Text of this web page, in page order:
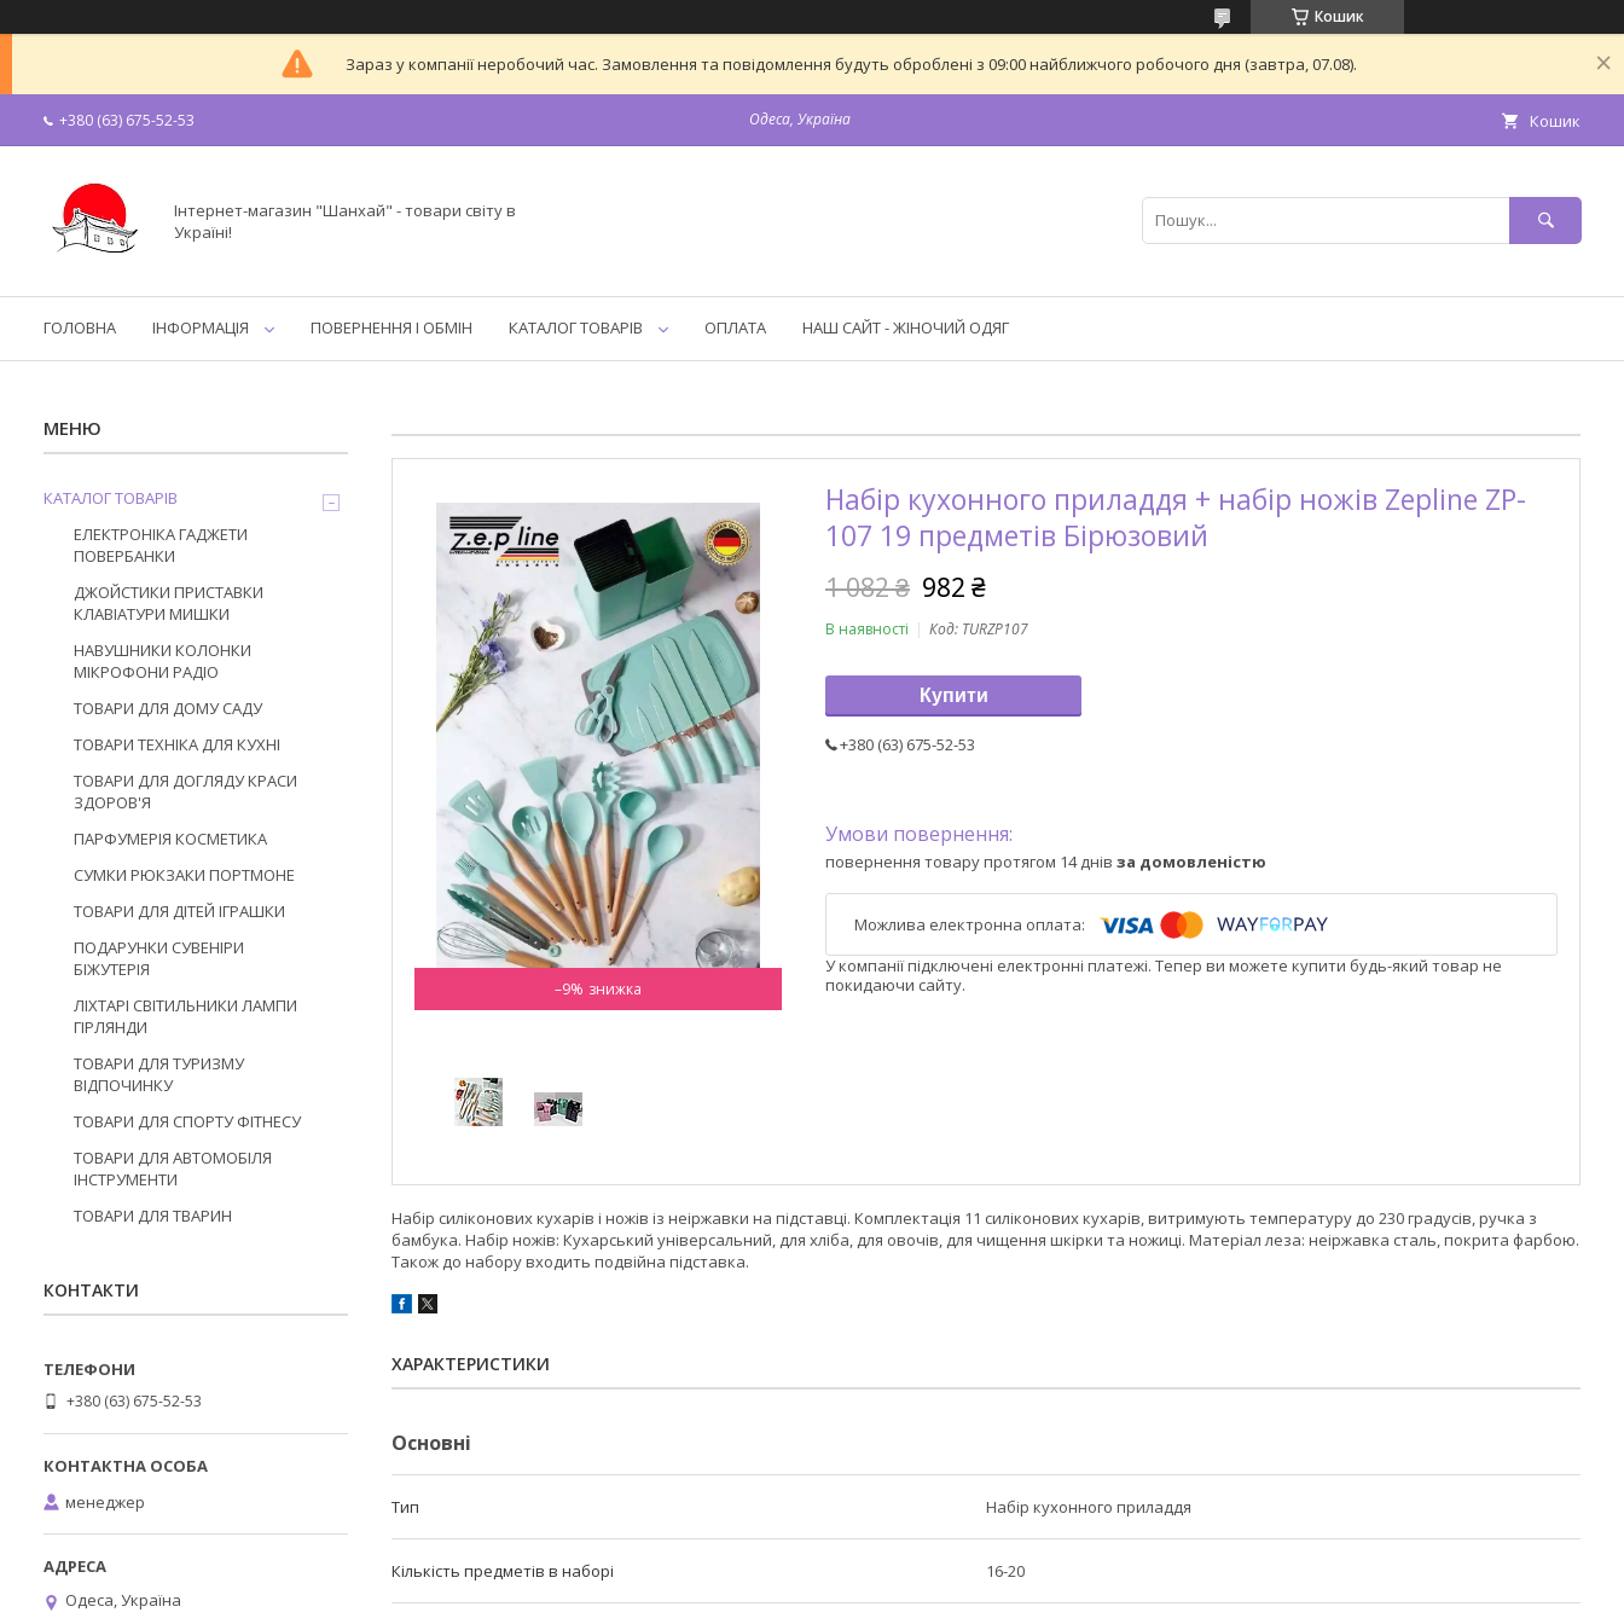
Кошик
Зараз у компанії неробочий час. Замовлення та повідомлення будуть оброблені з 09:00 найближчого робочого дня (завтра, 07.08).
+380 (63) 675-52-53 Одеса, Україна Кошик
Інтернет-магазин "Шанхай" - товари світу в
Україні!
ГОЛОВНА ІНФОРМАЦІЯ ПОВЕРНЕННЯ І ОБМІН КАТАЛОГ ТОВАРІВ ОПЛАТА НАШ САЙТ - ЖІНОЧИЙ ОДЯГ
–9%
Набір кухонного приладдя + набір ножів Zepline ZP-
107 19 предметів Бірюзовий
1 082 ₴ 982 ₴
В наявності Код: TURZP107
Купити
+380 (63) 675-52-53
повернення товару протягом 14 днів за домовленістю
У компанії підключені електронні платежі. Тепер ви можете купити будь-який товар не
покидаючи сайту.
Набір силіконових кухарів і ножів із неіржавки на підставці. Комплектація 11 силіконових кухарів, витримують температуру до 230 градусів, ручка з
бамбука. Набір ножів: Кухарський універсальний, для хліба, для овочів, для чищення шкірки та ножиці. Матеріал леза: неіржавка сталь, покрита фарбою.
Також до набору входить подвійна підставка.
ХАРАКТЕРИСТИКИ
Основні
Тип Набір кухонного приладдя
Кількість предметів в наборі 16-20
КАТАЛОГ ТОВАРІВ
ЕЛЕКТРОНІКА ГАДЖЕТИ
ПОВЕРБАНКИ
ДЖОЙСТИКИ ПРИСТАВКИ
КЛАВІАТУРИ МИШКИ
НАВУШНИКИ КОЛОНКИ
МІКРОФОНИ РАДІО
ТОВАРИ ДЛЯ ДОМУ САДУ
ТОВАРИ ТЕХНІКА ДЛЯ КУХНІ
ТОВАРИ ДЛЯ ДОГЛЯДУ КРАСИ
ЗДОРОВ'Я
ПАРФУМЕРІЯ КОСМЕТИКА
СУМКИ РЮКЗАКИ ПОРТМОНЕ
ТОВАРИ ДЛЯ ДІТЕЙ ІГРАШКИ
ПОДАРУНКИ СУВЕНІРИ
БІЖУТЕРІЯ
ЛІХТАРІ СВІТИЛЬНИКИ ЛАМПИ
ГІРЛЯНДИ
ТОВАРИ ДЛЯ ТУРИЗМУ
ВІДПОЧИНКУ
ТОВАРИ ДЛЯ СПОРТУ ФІТНЕСУ
ТОВАРИ ДЛЯ АВТОМОБІЛЯ
ІНСТРУМЕНТИ
ТОВАРИ ДЛЯ ТВАРИН
КОНТАКТИ
+380 (63) 675-52-53
менеджер
Одеса, Україна